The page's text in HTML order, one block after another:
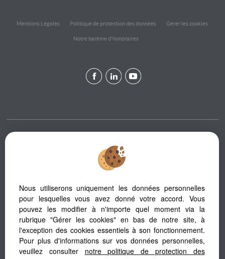
Mentions Légales Politique de protection des données Gérer les cookies
Notre barème d'honoraires
votre tablette ou votre smartphone, notre site s’adapte automatiquement
aux différents types d'écrans
Création site internet
Référencement immobilier
Nous utiliserons uniquement les données personnelles
pour lesquelles vous avez donné votre accord. Vous
pouvez les modifier à n'importe quel moment via la
rubrique "Gérer les cookies" en bas de notre site, à
l'exception des cookies essentiels à son fonctionnement.
Pour plus d'informations sur vos données personnelles,
veuillez consulter notre politique de protection des